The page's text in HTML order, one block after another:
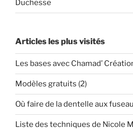
Duchesse
Articles les plus visités
Les bases avec Chamad’
Modèles gratuits (2)
Où faire de la dentelle aux
Liste des techniques de Nicole